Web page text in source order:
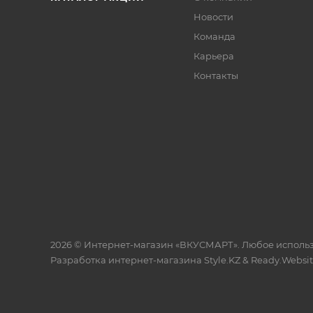
Новости
Команда
Карьера
Контакты
2026 © Интернет-магазин «ВКУСМАРТ». Любое
Разработка интернет-магазина Style.KZ&